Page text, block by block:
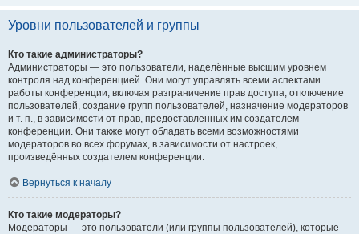
Уровни пользователей и группы
Кто такие администраторы?
Администраторы — это пользователи, наделённые высшим уровнем
контроля над конференцией. Они могут управлять всеми аспектами
работы конференции, включая разграничение прав доступа, отключение
пользователей, создание групп пользователей, назначение модераторов
и т. п., в зависимости от прав, предоставленных им создателем
конференции. Они также могут обладать всеми возможностями
модераторов во всех форумах, в зависимости от настроек,
произведённых создателем конференции.
Вернуться к началу
Кто такие модераторы?
Модераторы — это пользователи (или группы пользователей), которые